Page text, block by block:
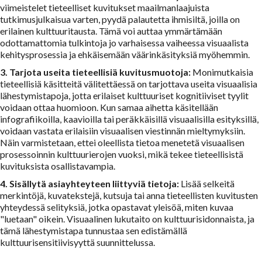
viimeistelet tieteelliset kuvitukset maailmanlaajuista
tutkimusjulkaisua varten, pyydä palautetta ihmisiltä, joilla on
erilainen kulttuuritausta. Tämä voi auttaa ymmärtämään
odottamattomia tulkintoja jo varhaisessa vaiheessa visuaalista
kehitysprosessia ja ehkäisemään väärinkäsityksiä myöhemmin.
3. Tarjota useita tieteellisiä kuvitusmuotoja: Monimutkaisia
tieteellisiä käsitteitä välitettäessä on tarjottava useita visuaalisia
lähestymistapoja, jotta erilaiset kulttuuriset kognitiiviset tyylit
voidaan ottaa huomioon. Kun samaa aihetta käsitellään
infografiikoilla, kaavioilla tai peräkkäisillä visuaalisilla esityksillä,
voidaan vastata erilaisiin visuaalisen viestinnän mieltymyksiin.
Näin varmistetaan, ettei oleellista tietoa menetetä visuaalisen
prosessoinnin kulttuurierojen vuoksi, mikä tekee tieteellisistä
kuvituksista osallistavampia.
4. Sisällytä asiayhteyteen liittyviä tietoja: Lisää selkeitä
merkintöjä, kuvatekstejä, kutsuja tai anna tieteellisten kuvitusten
yhteydessä selityksiä, jotka opastavat yleisöä, miten kuvaa
"luetaan" oikein. Visuaalinen lukutaito on kulttuurisidonnaista, ja
tämä lähestymistapa tunnustaa sen edistämällä
kulttuurisensitiivisyyttä suunnittelussa.